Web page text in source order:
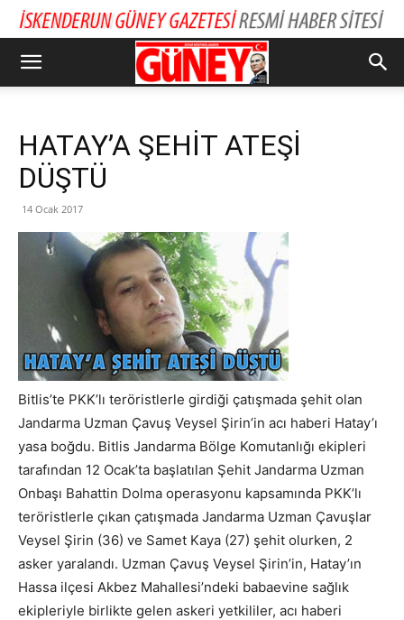
HATAY’A ŞEHİT ATEŞİ
DÜŞTÜ
14 Ocak 2017
Bitlis’te PKK’lı teröristlerle girdiği çatışmada şehit olan
Jandarma Uzman Çavuş Veysel Şirin’in acı haberi Hatay’ı
yasa boğdu. Bitlis Jandarma Bölge Komutanlığı ekipleri
tarafından 12 Ocak’ta başlatılan Şehit Jandarma Uzman
Onbaşı Bahattin Dolma operasyonu kapsamında PKK’lı
teröristlerle çıkan çatışmada Jandarma Uzman Çavuşlar
Veysel Şirin (36) ve Samet Kaya (27) şehit olurken, 2
asker yaralandı. Uzman Çavuş Veysel Şirin’in, Hatay’ın
Hassa ilçesi Akbez Mahallesi’ndeki babaevine sağlık
ekipleriyle birlikte gelen askeri yetkililer, acı haberi